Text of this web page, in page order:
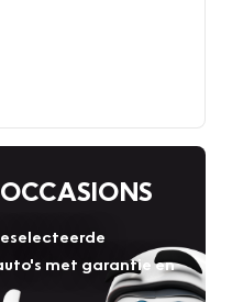
met garantie en